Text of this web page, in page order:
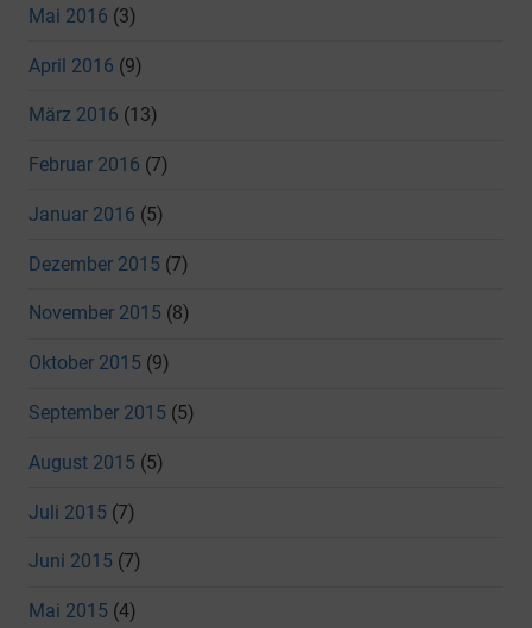
Mai 2016 (3)
April 2016 (9)
März 2016 (13)
Februar 2016 (7)
Januar 2016 (5)
Dezember 2015 (7)
November 2015 (8)
Oktober 2015 (9)
September 2015 (5)
August 2015 (5)
Juli 2015 (7)
Juni 2015 (7)
Mai 2015 (4)